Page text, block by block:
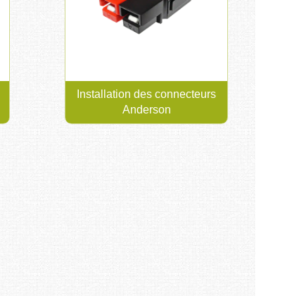
Installation des connecteurs
Anderson